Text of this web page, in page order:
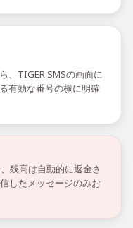
、TIGER SMSの画面に
有効な番号の横に明確
残高は自動的に返金さ
したメッセージのみお